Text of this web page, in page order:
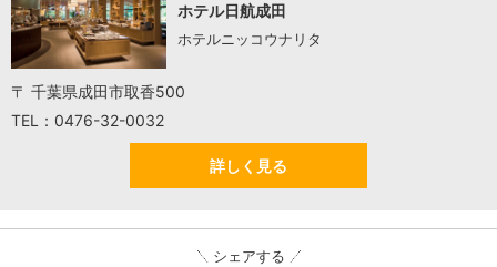
ホテル日航成田
ホテルニッコウナリタ
〒 千葉県成田市取香500
TEL：0476-32-0032
詳しく見る
シェアする